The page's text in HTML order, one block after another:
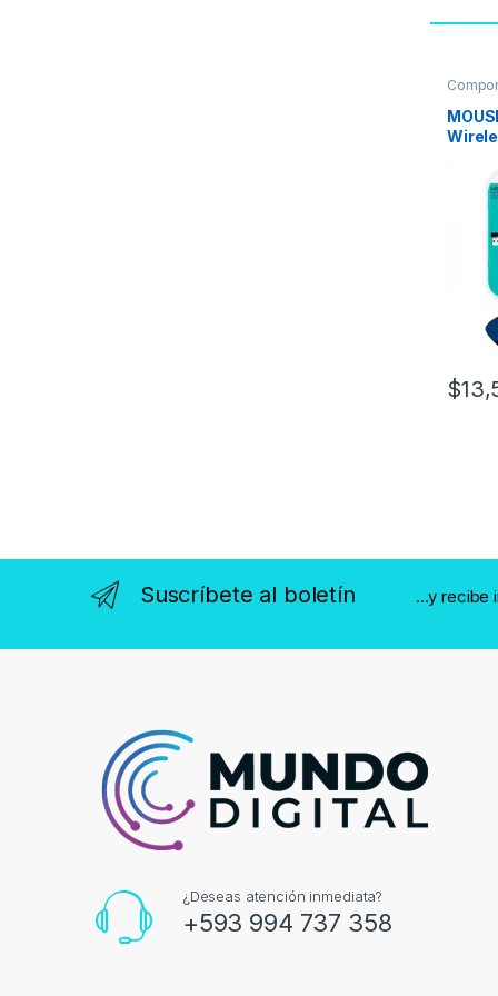
Mouse
$
Suscríbete al boletín ...y recibe
¿Deseas atención inmediata?
+593 994 737 358